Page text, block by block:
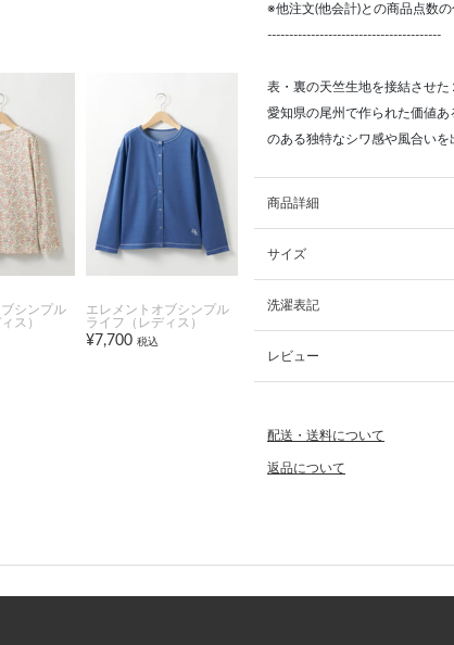
シンプル
ス）
エレメントオブシンプル
ライフ（レディス）
¥7,700 税込
※他注文(他会計)との商品点数
----------------------------------------
表・裏の天竺生地を接結させた
愛知県の尾州で作られた価値
のある独特なシワ感や風合いを
商品詳細
サイズ
洗濯表記
レビュー
配送・送料について
返品について